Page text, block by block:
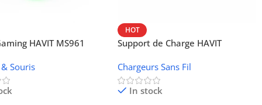
HAVIT MS961
Souris
HOT
Support de Charge HAVIT
Chargeurs Sans Fil
In stock